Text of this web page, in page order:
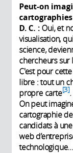
Peut-on
cartographies
D. C. : Oui, et
visualisation,
science,
chercheurs sur
C'est pour
libre : tout un
propre carte 3
On peut
cartographie
candidats à
web
technologique...